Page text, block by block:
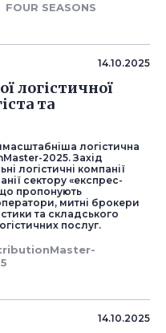
FOUR SEASONS
14.10.2025
логістичної
та
логістична
2025. Захід
логістичні компанії
сектору «експрес-
пропонують
митні брокери
та складського
послуг.
14.10.2025